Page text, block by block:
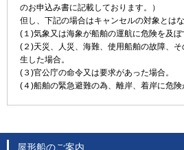
のお申込み書に記載しております。）
但し、下記の場合はキャンセルの対象とはな
(１)気象又は海象が船舶の運航に危険を及ぼ
(２)天災、人災、海難、使用船舶の故障、
生した場合。
(３)官公庁の命令又は要求があった場合。
(４)船舶の緊急避難の為、離岸、着岸に危険
屋形船のご案内